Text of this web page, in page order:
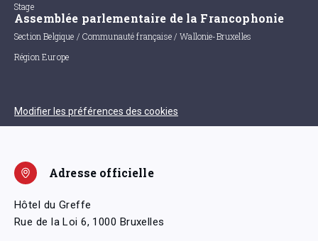
Stage
Assemblée parlementaire de la Francophonie
Section Belgique / Communauté française / Wallonie-Bruxelles
Région Europe
Modifier les préférences des cookies
Adresse officielle
Hôtel du Greffe
Rue de la Loi 6, 1000 Bruxelles